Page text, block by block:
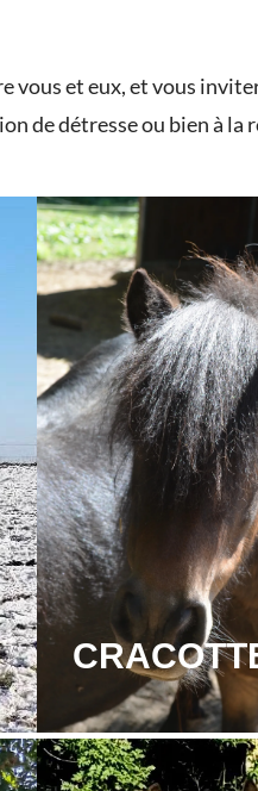
vous et eux, et vous
de détresse ou bien à la